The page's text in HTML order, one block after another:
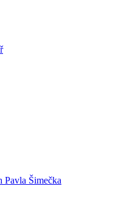
Pavla Šimečka